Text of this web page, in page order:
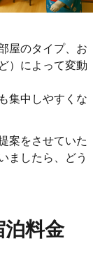
屋のタイプ、お
）によって変動
集中しやすくな
案をさせていた
ましたら、どう
料金